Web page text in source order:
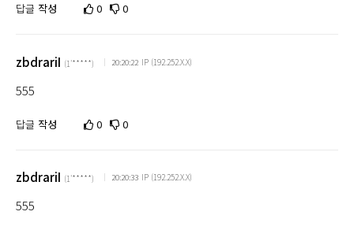
답글 작성 0 0
zbdrariI (1'*****) 20:20:22 IP (192.252.X.X)
555
답글 작성 0 0
zbdrariI (1'*****) 20:20:33 IP (192.252.X.X)
555